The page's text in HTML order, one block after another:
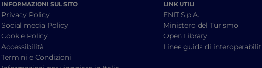
INFORMAZIONI SUL SITO
Privacy Policy
Social media Policy
Cookie Policy
Accessibilità
Termini e Condizioni
LINK UTILI
ENIT S.p.A.
Ministero del Turismo
Open Library
Linee guida di